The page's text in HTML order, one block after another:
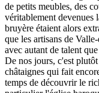
de petits meubles, des
véritablement devenues
bruyère étaient alors
que les artisans de
avec autant de talent
De nos jours, c'est
châtaignes qui fait
temps de découvrir le